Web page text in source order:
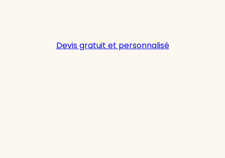
Devis gratuit et personnalisé